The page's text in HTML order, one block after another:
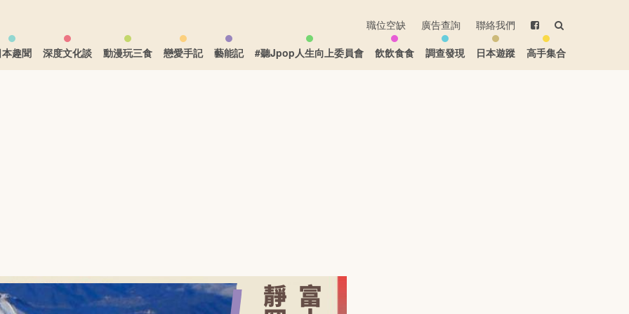
職位空缺 廣告查詢
聯絡我們
趣聞
深度文化談 動漫玩三食 戀愛手記 藝能記 #聽Jpop人生向上委員會 飲飲食食 調查發現 日本遊蹤 高手集合